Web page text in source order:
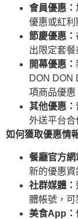
會員優惠：
優惠或紅利
節慶優惠：
出限定套餐
開幕優惠：
DON DON
項商品優惠
其他優惠：
外送平台合
如何獲取優惠情
餐廳官方網
新的優惠資
社群媒體：
體帳號，可
美食App：